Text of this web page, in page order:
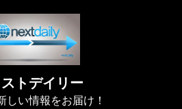
トデイリー
しい情報をお届け！